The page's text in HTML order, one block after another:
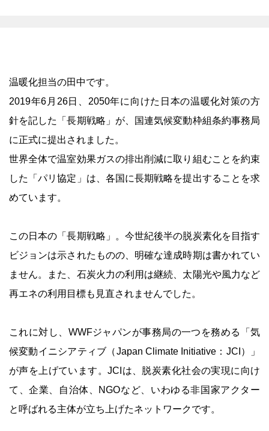
温暖化担当の田中です。
2019年6月26日、2050年に向けた日本の温暖化対策の方
針を記した「長期戦略」が、国連気候変動枠組条約事務局
に正式に提出されました。
世界全体で温室効果ガスの排出削減に取り組むことを約束
した「パリ協定」は、各国に長期戦略を提出することを求
めています。
この日本の「長期戦略」。今世紀後半の脱炭素化を目指す
ビジョンは示されたものの、明確な達成時期は書かれてい
ません。また、石炭火力の利用は継続、太陽光や風力など
再エネの利用目標も見直されませんでした。
これに対し、WWFジャパンが事務局の一つを務める「気
候変動イニシアティブ（Japan Climate Initiative：JCI）」
が声を上げています。JCIは、脱炭素化社会の実現に向け
て、企業、自治体、NGOなど、いわゆる非国家アクター
と呼ばれる主体が立ち上げたネットワークです。